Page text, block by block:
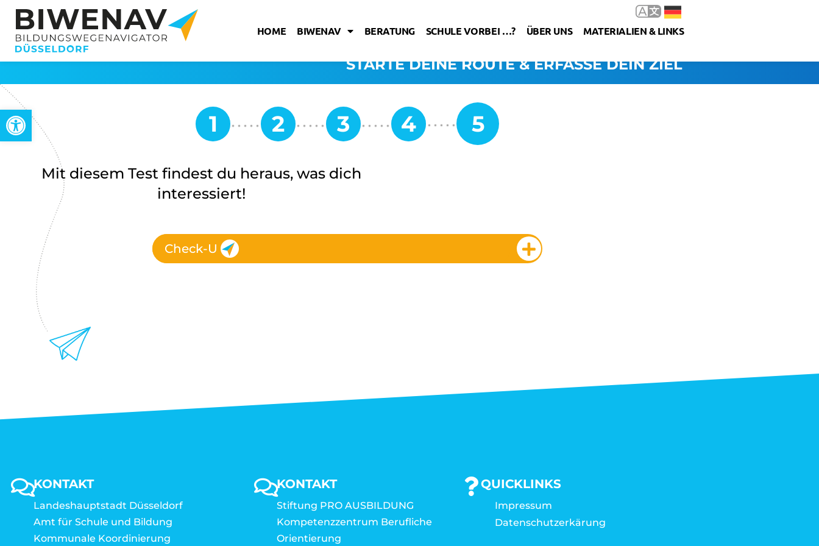
Open toolbar
HOME BIWENAV BERATUNG SCHULE VORBEI …? ÜBER UNS MATERIALIEN & LINKS
STARTE DEINE ROUTE & ERFASSE DEIN ZIEL
Mit diesem Test findest du heraus, was dich
interessiert!
Check-U
KONTAKT
Landeshauptstadt Düsseldorf
Amt für Schule und Bildung
Kommunale Koordinierung
KONTAKT
Stiftung PRO AUSBILDUNG
Kompetenzzentrum Berufliche
Orientierung
QUICKLINKS
Impressum
Datenschutzerkärung